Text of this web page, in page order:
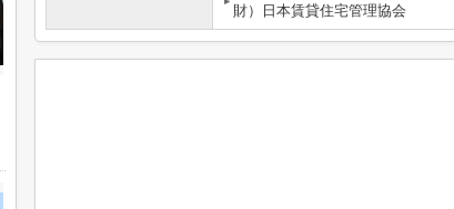
財）日本賃貸住宅管理協会